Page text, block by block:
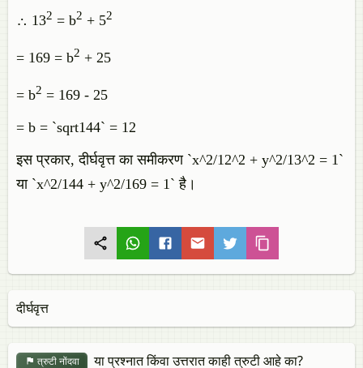
∴ 132 = b2 + 52
= 169 = b2 + 25
= b2 = 169 - 25
= b = `sqrt144` = 12
इस प्रकार, दीर्घवृत्त का समीकरण `x^2/12^2 + y^2/13^2 = 1`
या `x^2/144 + y^2/169 = 1` है।
दीर्घवृत्त
त्रुटी नोंदवा या प्रश्नात किंवा उत्तरात काही त्रुटी आहे का?